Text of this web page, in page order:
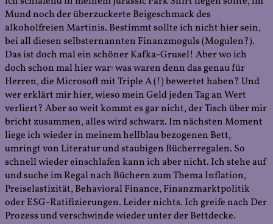
Mund noch der überzuckerte Beigeschmack des
alkoholfreien Martinis. Bestimmt sollte ich nicht hier sein,
bei all diesen selbsternannten Finanzmoguls (Mogulen?).
Das ist doch mal ein schöner Kafka-Grusel! Aber wo ich
doch schon mal hier war: was waren denn das genau für
Herren, die Microsoft mit Triple A (!) bewertet haben? Und
wer erklärt mir hier, wieso mein Geld jeden Tag an Wert
verliert? Aber so weit kommt es gar nicht, der Tisch über mir
bricht zusammen, alles wird schwarz. Im nächsten Moment
liege ich wieder in meinem hellblau bezogenen Bett,
umringt von Literatur und staubigen Bücherregalen. So
schnell wieder einschlafen kann ich aber nicht. Ich stehe auf
und suche im Regal nach Büchern zum Thema Inflation,
Preiselastizität, Behavioral Finance, Finanzmarktpolitik
oder ESG-Ratifizierungen. Leider nichts. Ich greife nach Der
Prozess und verschwinde wieder unter der Bettdecke.